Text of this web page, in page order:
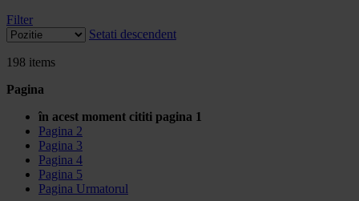
Filter
Setati descendent
198 items
Pagina
în acest moment cititi pagina 1
Pagina 2
Pagina 3
Pagina 4
Pagina 5
Pagina Urmatorul